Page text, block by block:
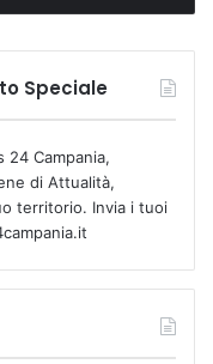
Speciale
24 Campania,
di Attualità,
territorio. Invia i tuoi